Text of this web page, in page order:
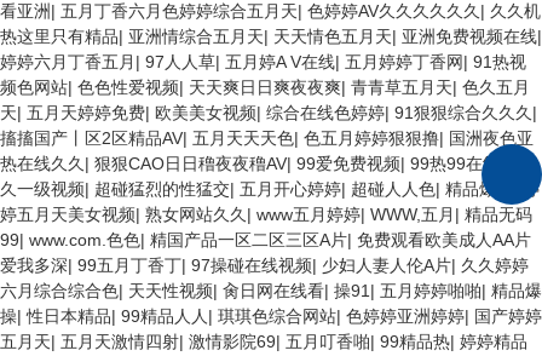
看亚洲| 五月丁香六月色婷婷综合五月天| 色婷婷AV久久久久久久 | 久久机
热这里只有精品| 亚洲情综合五月天| 天天情色五月天| 亚洲免费视频在线|
婷婷六月丁香五月 | 97人人草| 五月婷A V在线| 五月婷婷丁香网| 91热视
频色网站| 色色性爱视频| 天天爽日日爽夜夜爽| 青青草五月天| 色久五月
天| 五月天婷婷免费| 欧美美女视频| 综合在线色婷婷| 91狠狠综合久久久 |
搐搐国产丨区2区精品AV| 五月天天天色| 色五月婷婷狠狠撸| 国洲夜色亚
热在线久久 | 狠狠CAO日日穞夜夜穞AV| 99爱免费视频| 99热99在线
久一级视频| 超碰猛烈的性猛交| 五月开心婷婷| 超碰人人色| 精品爆操
婷
婷五月天美女视频| 熟女网站久久 | www五月婷婷| WWW,五月 | 精品无码
99| www.com.色色| 精国产品一区二区三区A片| 免费观看欧美成人AA片
爱我多深| 99五月丁香丁| 97操碰在线视频| 少妇人妻人伦A片| 久久婷婷
六月综合综合色| 天天性视频| 肏日网在线看| 操91 | 五月婷婷啪啪| 精品爆
操|性日本精品| 99精品人人 | 琪琪色综合网站| 色婷婷亚洲婷婷| 国产婷婷
五月天| 五月天激情四射| 激情影院69| 五月叮香啪| 99精品热| 婷婷精品